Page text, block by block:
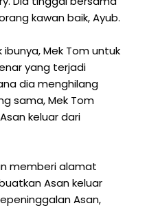
kawan baik, Ayub.
Mek Tom untuk
yang terjadi
dia menghilang
sama, Mek Tom
keluar dari
memberi alamat
Asan keluar
Asan,